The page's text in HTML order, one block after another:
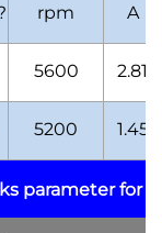
rpm A
5600 2.81
5200 1.45
parameter for